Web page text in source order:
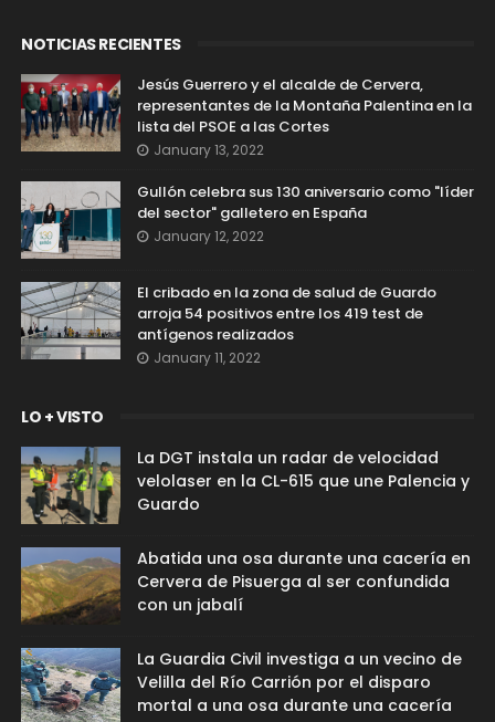
NOTICIAS RECIENTES
Jesús Guerrero y el alcalde de Cervera,
representantes de la Montaña Palentina en la
lista del PSOE a las Cortes
January 13, 2022
Gullón celebra sus 130 aniversario como "líder
del sector" galletero en España
January 12, 2022
El cribado en la zona de salud de Guardo
arroja 54 positivos entre los 419 test de
antígenos realizados
January 11, 2022
LO + VISTO
La DGT instala un radar de velocidad
velolaser en la CL-615 que une Palencia y
Guardo
Abatida una osa durante una cacería en
Cervera de Pisuerga al ser confundida
con un jabalí
La Guardia Civil investiga a un vecino de
Velilla del Río Carrión por el disparo
mortal a una osa durante una cacería